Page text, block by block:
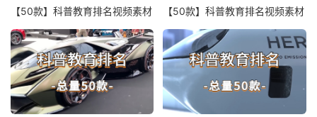
【50款】科普教育排名视频素材 【50款】科普教育排名视频素材